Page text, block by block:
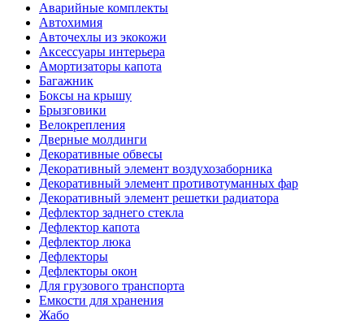
Аварийные комплекты
Автохимия
Авточехлы из экокожи
Аксессуары интерьера
Амортизаторы капота
Багажник
Боксы на крышу
Брызговики
Велокрепления
Дверные молдинги
Декоративные обвесы
Декоративный элемент воздухозаборника
Декоративный элемент противотуманных фар
Декоративный элемент решетки радиатора
Дефлектор заднего стекла
Дефлектор капота
Дефлектор люка
Дефлекторы
Дефлекторы окон
Для грузового транспорта
Емкости для хранения
Жабо